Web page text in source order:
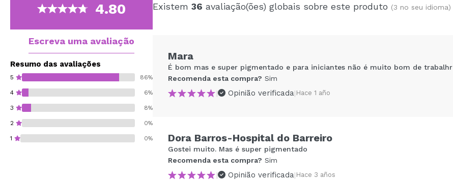
4.80
Escreva uma avaliação
Resumo das avaliações
5 86%
4 6%
3 8%
2 0%
1 0%
Existem 36 avaliação(ões) globais sobre este produto (3 no seu idioma)
Compartilhar um vídeo ou uma foto
Seu vídeo pode ser o primeiro. Imagine isso...
Mara
É bom mas e super pigmentado e para iniciantes não é muito bom de trabalhr
Recomenda esta compra? Sim
|
Opinião verificada| Hace 1 año
Dora Barros-Hospital do Barreiro
Gostei muito. Mas é super pigmentado
Recomenda esta compra? Sim
|
Opinião verificada| Hace 3 años